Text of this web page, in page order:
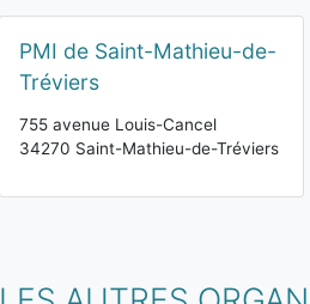
PMI de Saint-Mathieu-de-
Tréviers
755 avenue Louis-Cancel
34270 Saint-Mathieu-de-Tréviers